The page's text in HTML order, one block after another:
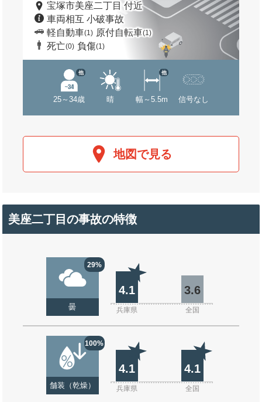
宝塚市美座二丁目 付近
車両相互 小破事故
軽自動車(1) 原付自転車(1)
死亡(0) 負傷(1)
25～34歳
他
晴 幅～5.5m
他
信号なし
地図で見る
美座二丁目の事故の特徴
29%
曇
4.1 3.6
兵庫県 全国
100%
舗装（乾燥）
4.1 4.1
兵庫県 全国